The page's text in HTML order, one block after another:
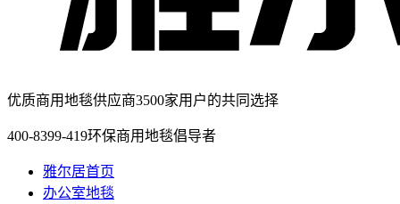
优质商用地毯供应商3500家用户的共同选择
400-8399-419环保商用地毯倡导者
雅尔居首页
办公室地毯